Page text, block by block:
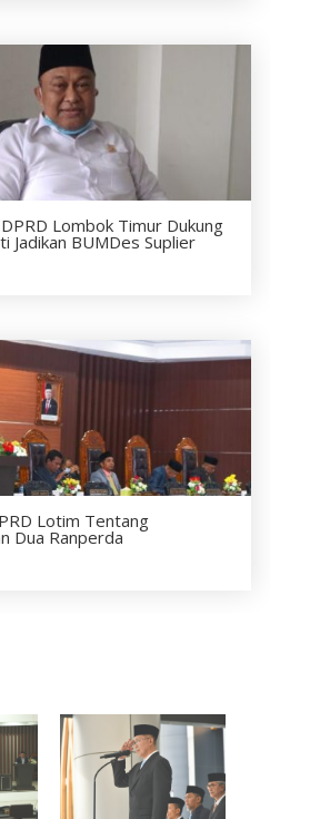
Lombok Timur Dukung
Jadikan BUMDes Suplier
Lotim Tentang
Dua Ranperda